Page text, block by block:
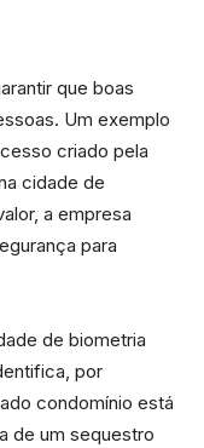
que boas
Um exemplo
criado pela
cidade de
a empresa
para
de biometria
por
condomínio está
de um sequestro